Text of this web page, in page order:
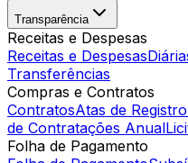
Transparência
Receitas e Despesas
Receitas e Despesas
Transferências
Compras e Contratos
ContratosAtas de
de Contratações Anual
Folha de Pagamento